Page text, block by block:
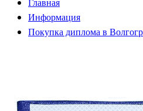
Информация
Покупка диплома в